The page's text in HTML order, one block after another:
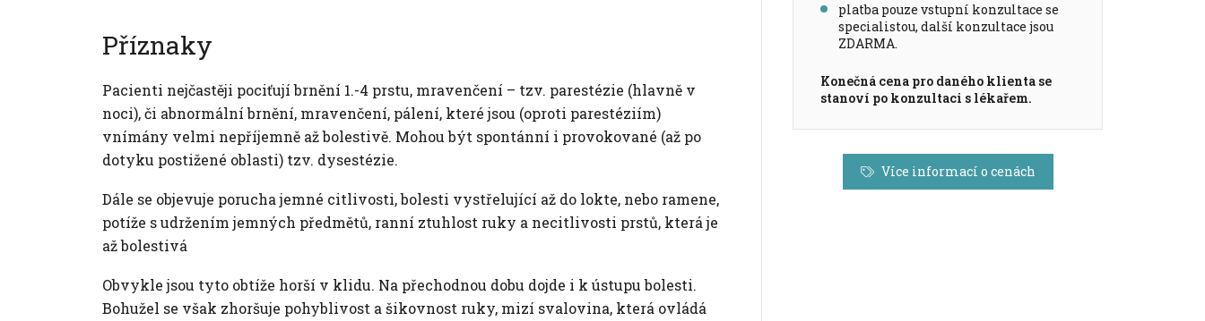
Příznaky
Pacienti nejčastěji pociťují brnění 1.-4 prstu, mravenčení – tzv. parestézie (hlavně v
noci), či abnormální brnění, mravenčení, pálení, které jsou (oproti parestéziím)
vnímány velmi nepříjemně až bolestivě. Mohou být spontánní i provokované (až po
dotyku postižené oblasti) tzv. dysestézie.
Dále se objevuje porucha jemné citlivosti, bolesti vystřelující až do lokte, nebo ramene,
potíže s udržením jemných předmětů, ranní ztuhlost ruky a necitlivosti prstů, která je
až bolestivá
Obvykle jsou tyto obtíže horší v klidu. Na přechodnou dobu dojde i k ústupu bolesti.
Bohužel se však zhoršuje pohyblivost a šikovnost ruky, mizí svalovina, která ovládá
platba pouze vstupní konzultace se
specialistou, další konzultace jsou
ZDARMA.
Konečná cena pro daného klienta se
stanoví po konzultaci s lékařem.
Více informací o cenách